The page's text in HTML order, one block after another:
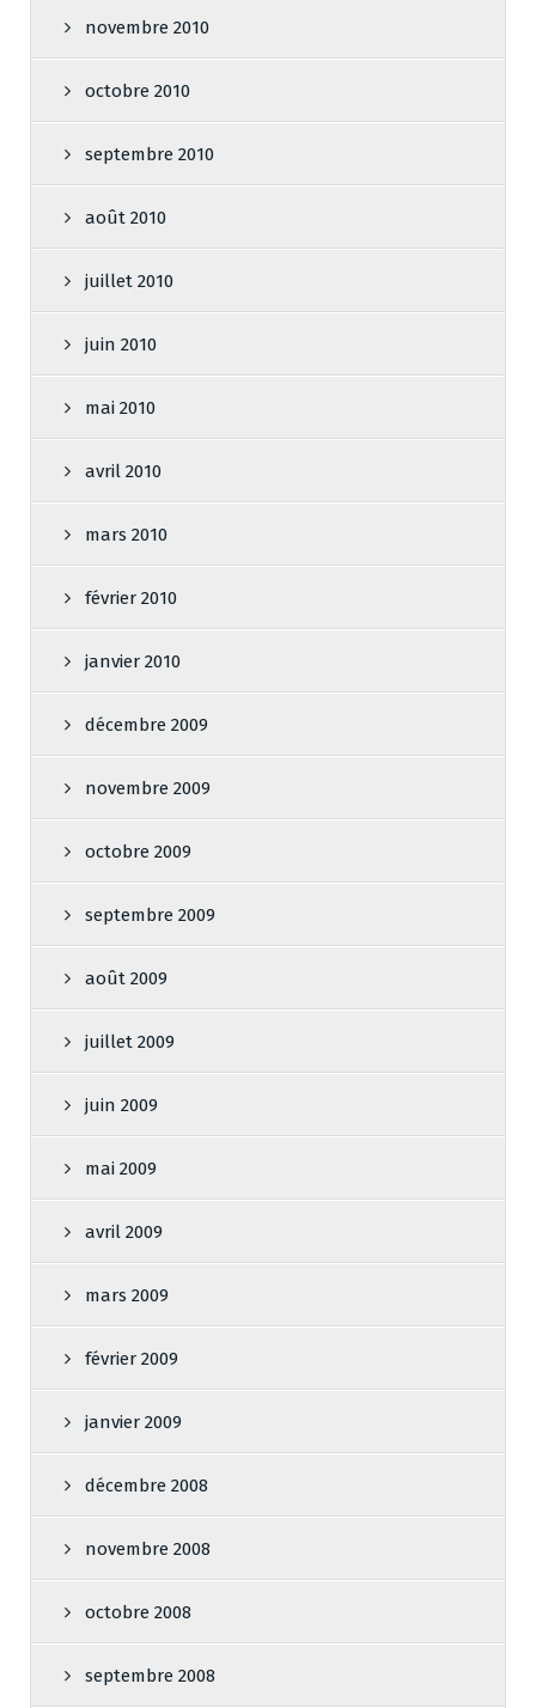
novembre 2010
octobre 2010
septembre 2010
août 2010
juillet 2010
juin 2010
mai 2010
avril 2010
mars 2010
février 2010
janvier 2010
décembre 2009
novembre 2009
octobre 2009
septembre 2009
août 2009
juillet 2009
juin 2009
mai 2009
avril 2009
mars 2009
février 2009
janvier 2009
décembre 2008
novembre 2008
octobre 2008
septembre 2008